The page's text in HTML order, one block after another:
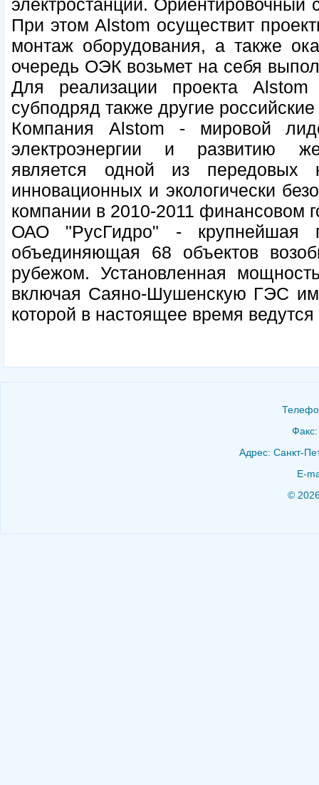
электростанции. Ориентировочный
При этом Alstom осуществит
монтаж оборудования, а также
очередь ОЭК возьмет на себя
Для реализации проекта
субподряд также другие
Компания Alstom - мировой
электроэнергии и развитию
является одной из передовых
инновационных и экологически
компании в 2010-2011 финансовом
ОАО "РусГидро" - крупнейшая
объединяющая 68 объектов
рубежом. Установленная
включая Саяно-Шушенскую ГЭС
которой в настоящее время
Адрес: Санкт-
E-
©